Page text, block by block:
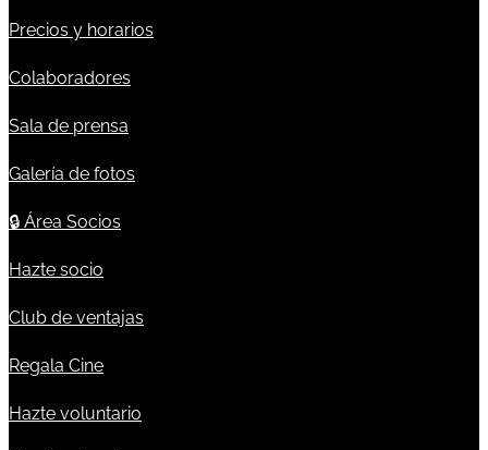
Precios y horarios
Colaboradores
Sala de prensa
Galería de fotos
🔒 Área Socios
Hazte socio
Club de ventajas
Regala Cine
Hazte voluntario